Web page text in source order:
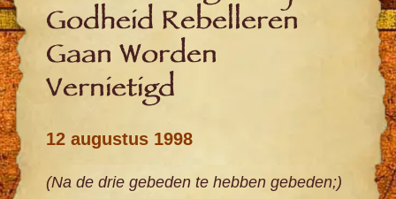
Godheid Rebelleren
Gaan Worden
Vernietigd
12 augustus 1998
(Na de drie gebeden te hebben gebeden;)